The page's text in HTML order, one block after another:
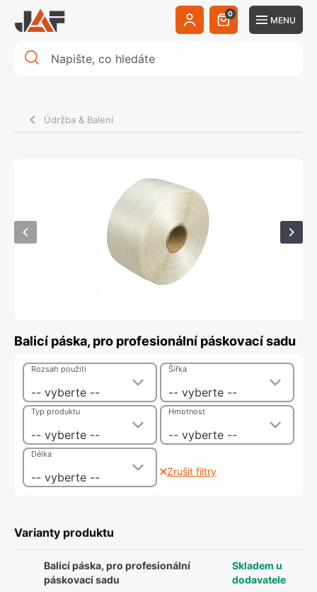
0
MENU
Údržba & Balení
Balicí páska, pro profesionální páskovací sadu
-- vyberte --
Rozsah použití
-- vyberte --
Šířka
-- vyberte --
Typ produktu
-- vyberte --
Hmotnost
-- vyberte --
Délka
Zrušit filtry
Varianty produktu
Balicí páska, pro profesionální
páskovací sadu
Skladem u
dodavatele